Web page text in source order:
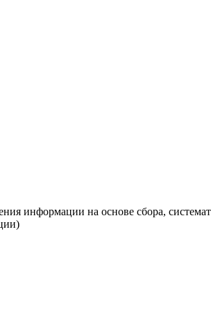
информации на основе сбора,